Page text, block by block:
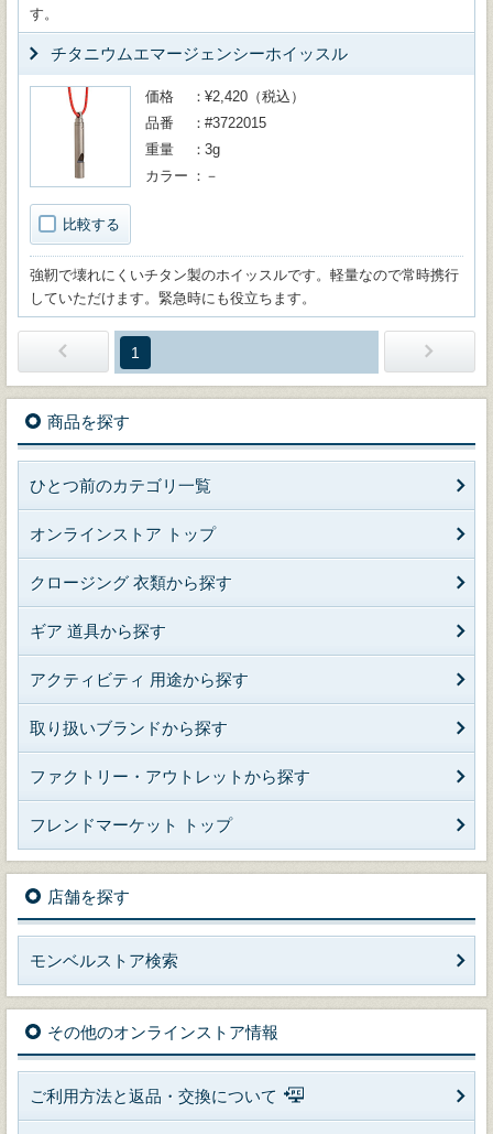
す。
チタニウムエマージェンシーホイッスル
比較する
価格
¥2,420（税込）
品番
#3722015
重量
3g
カラー
－
強靭で壊れにくいチタン製のホイッスルです。軽量なので常時携行
していただけます。緊急時にも役立ちます。
1
商品を探す
ひとつ前のカテゴリ一覧
オンラインストア トップ
クロージング 衣類から探す
ギア 道具から探す
アクティビティ 用途から探す
取り扱いブランドから探す
ファクトリー・アウトレットから探す
フレンドマーケット トップ
店舗を探す
モンベルストア検索
その他のオンラインストア情報
ご利用方法と返品・交換について